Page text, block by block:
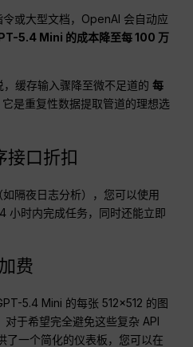
或大型文档，OpenAI 会自动应
5.4 Mini 的成本降至每 100 万
缓存输入骤降至微不足道的每
它是重复性数据提取管道的理想选
接口折扣
隔夜日志分析），您可以使用
小时内完成任务，同时还能立即
费
5.4 Mini 的每张 512×512 的图
于希望完全避免这些复杂 API
了一个简化的仪表板，您可以在